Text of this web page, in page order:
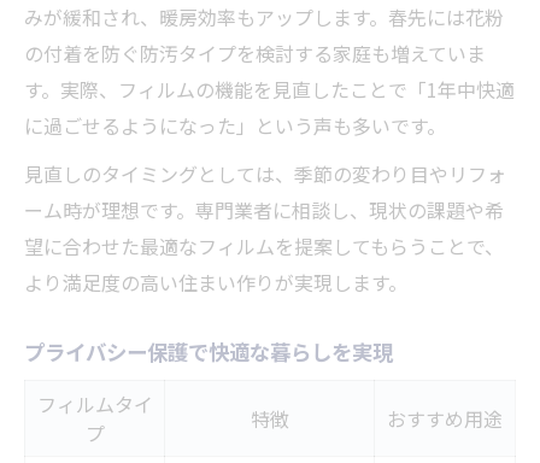
みが緩和され、暖房効率もアップします。春先には花粉
の付着を防ぐ防汚タイプを検討する家庭も増えていま
す。実際、フィルムの機能を見直したことで「1年中快適
に過ごせるようになった」という声も多いです。
見直しのタイミングとしては、季節の変わり目やリフォ
ーム時が理想です。専門業者に相談し、現状の課題や希
望に合わせた最適なフィルムを提案してもらうことで、
より満足度の高い住まい作りが実現します。
プライバシー保護で快適な暮らしを実現
フィルムタイ
プ
特徴 おすすめ用途